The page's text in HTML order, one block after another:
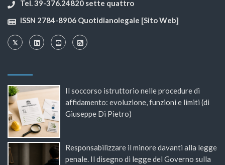
Tel. 39-376.24820 sette quattro
ISSN 2784-8906 Quotidianolegale [Sito Web]
Il soccorso istruttorio nelle procedure di
affidamento: evoluzione, funzioni e limiti (di
Giuseppe Di Pietro)
Responsabilizzare il minore davanti alla legge
penale. Il disegno di legge del Governo sulla